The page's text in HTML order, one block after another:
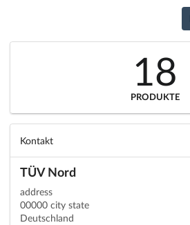
18
PRODUKTE
Kontakt
TÜV Nord
address
00000 city state
Deutschland